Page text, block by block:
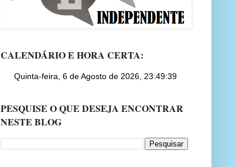
CALENDÁRIO E HORA CERTA:
PESQUISE O QUE DESEJA ENCONTRAR
NESTE BLOG